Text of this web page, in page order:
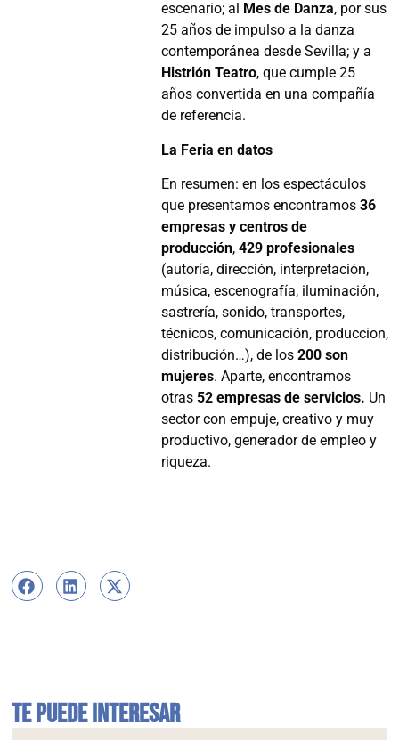
escenario; al Mes de Danza, por sus
25 años de impulso a la danza
contemporánea desde Sevilla; y a
Histrión Teatro, que cumple 25
años convertida en una compañía
de referencia.
La Feria en datos
En resumen: en los espectáculos
que presentamos encontramos 36
empresas y centros de
producción,429 profesionales
(autoría, dirección, interpretación,
música, escenografía, iluminación,
sastrería, sonido, transportes,
técnicos, comunicación, produccion,
distribución…), de los200 son
mujeres. Aparte, encontramos
otras52 empresas de servicios. Un
sector con empuje, creativo y muy
productivo, generador de empleo y
riqueza.
Te puede interesar